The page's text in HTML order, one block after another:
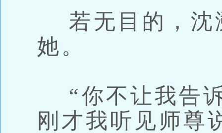
若无目的，沈
她。
“你不让我告
刚才我听见师尊